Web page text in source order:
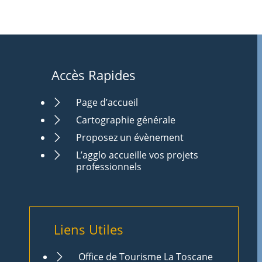
Accès Rapides
Page d’accueil
Cartographie générale
Proposez un évènement
L’agglo accueille vos projets
professionnels
Liens Utiles
Office de Tourisme La Toscane